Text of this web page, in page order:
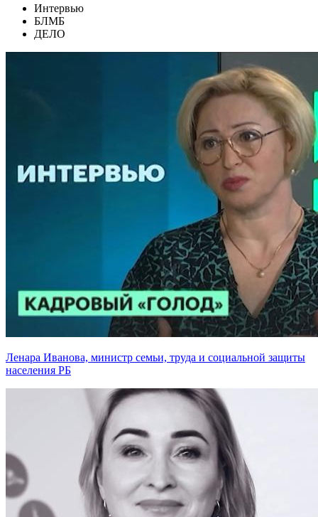
Интервью
БЛМБ
ДЕЛО
Ленара Иванова, министр семьи, труда и социальной защиты
населения РБ